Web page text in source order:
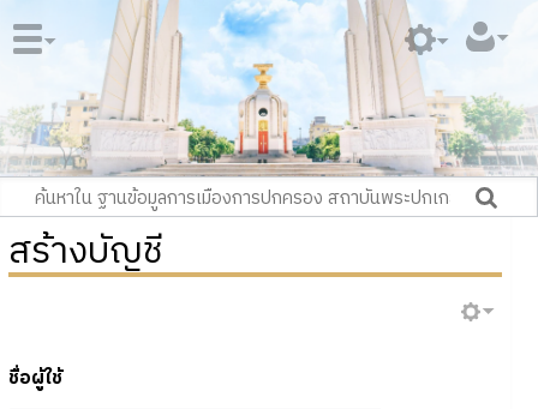
สร้างบัญชี
ชื่อผู้ใช้